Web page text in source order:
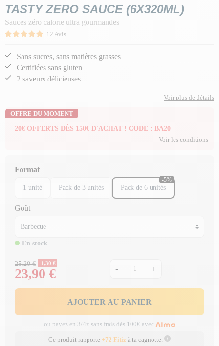
TASTY ZERO SAUCE (6X320ML)
Sauces zéro calorie ultra gourmandes
12 Avis
Sans sucres, sans matières grasses
Certifiées sans gluten
2 saveurs délicieuses
Voir plus de détails
OFFRE DU MOMENT
20€ OFFERTS DÈS 150€ D'ACHAT ! CODE : BA20
Voir les conditions
Format
1 unité Pack de 3 unités
-5%
Pack de 6 unités
Goût
En stock
Prix Normal
25,20 € -1,30 €
Prix
23,90 € - +
AJOUTER AU PANIER
ou payez en 3/4x sans frais dès 100€ avec
Ce produit rapporte +72 Fitiz à ta cagnotte.